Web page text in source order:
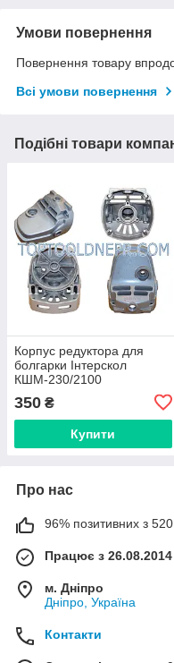
Умови повернення
Повернення товару
Всі умови повернення
Подібні товари
Корпус редуктора для
болгарки Інтерскол
КШМ-230/2100
350 ₴
Купити
Про нас
96% позитивних з 520
Працює з 26.08.2014
м. Дніпро
Дніпро, Україна
Контакти